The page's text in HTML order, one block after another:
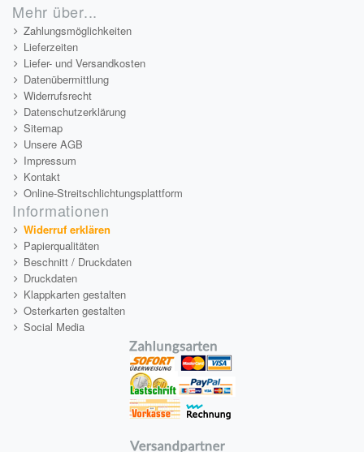
Mehr über...
Zahlungsmöglichkeiten
Lieferzeiten
Liefer- und Versandkosten
Datenübermittlung
Widerrufsrecht
Datenschutzerklärung
Sitemap
Unsere AGB
Impressum
Kontakt
Online-Streitschlichtungsplattform
Informationen
Widerruf erklären
Papierqualitäten
Beschnitt / Druckdaten
Druckdaten
Klappkarten gestalten
Osterkarten gestalten
Social Media